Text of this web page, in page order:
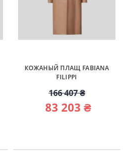
КОЖАНЫЙ ПЛАЩ FABIANA
FILIPPI
166 407 ₴
83 203 ₴